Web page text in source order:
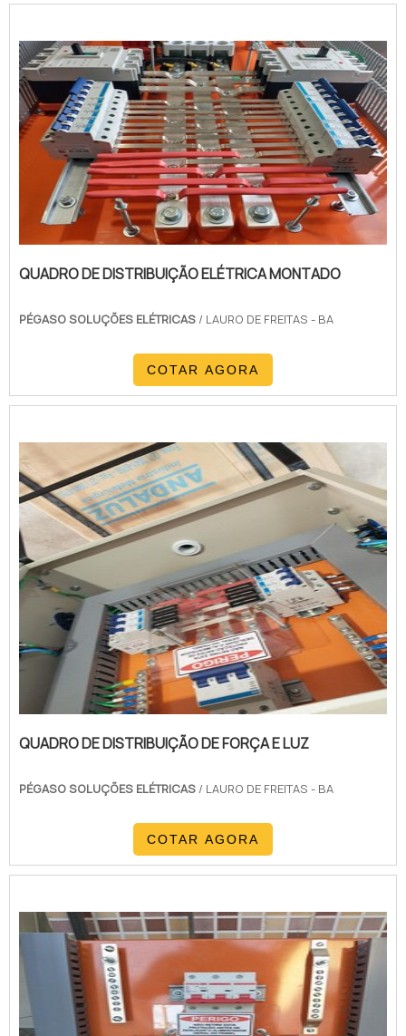
QUADRO DE DISTRIBUIÇÃO ELÉTRICA MONTADO
PÉGASO SOLUÇÕES ELÉTRICAS / LAURO DE FREITAS - BA
COTAR AGORA
QUADRO DE DISTRIBUIÇÃO DE FORÇA E LUZ
PÉGASO SOLUÇÕES ELÉTRICAS / LAURO DE FREITAS - BA
COTAR AGORA